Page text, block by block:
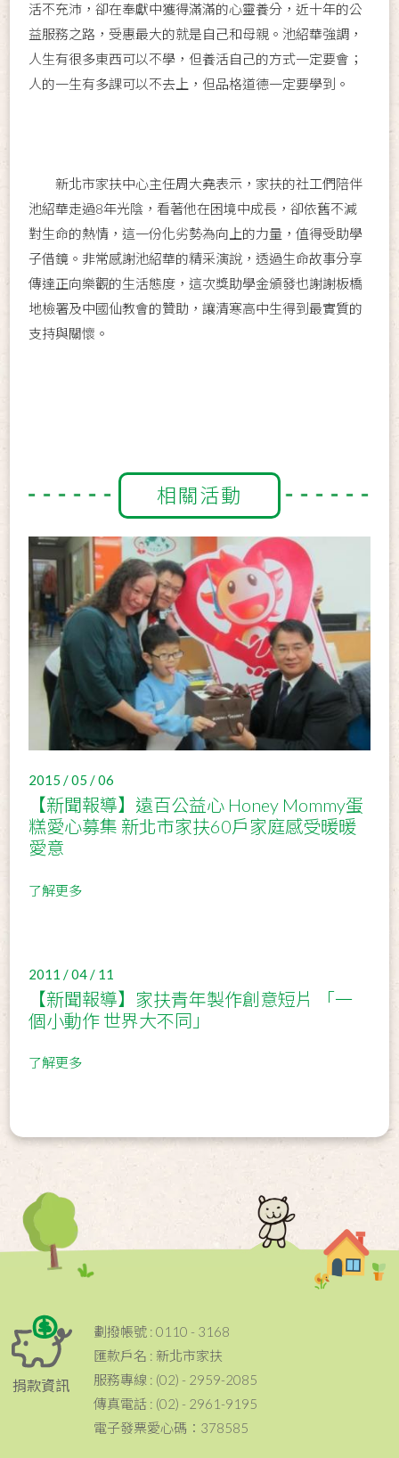
活不充沛，卻在奉獻中獲得滿滿的心靈養分，近十年的公
益服務之路，受惠最大的就是自己和母親。池紹華強調，
人生有很多東西可以不學，但養活自己的方式一定要會；
人的一生有多課可以不去上，但品格道德一定要學到。
新北市家扶中心主任周大堯表示，家扶的社工們陪伴
池紹華走過8年光陰，看著他在困境中成長，卻依舊不減
對生命的熱情，這一份化劣勢為向上的力量，值得受助學
子借鏡。非常感謝池紹華的精采演說，透過生命故事分享
傳達正向樂觀的生活態度，這次獎助學金頒發也謝謝板橋
地檢署及中國仙教會的贊助，讓清寒高中生得到最實質的
支持與關懷。
相關活動
2015 / 05 / 06
【新聞報導】遠百公益心 Honey Mommy蛋
糕愛心募集 新北市家扶60戶家庭感受暖暖
愛意
了解更多
2011 / 04 / 11
【新聞報導】家扶青年製作創意短片 「一
個小動作 世界大不同」
了解更多
捐款資訊
劃撥帳號 : 0110 - 3168
匯款戶名 : 新北市家扶
服務專線 : (02) - 2959-2085
傳真電話 : (02) - 2961-9195
電子發票愛心碼：378585